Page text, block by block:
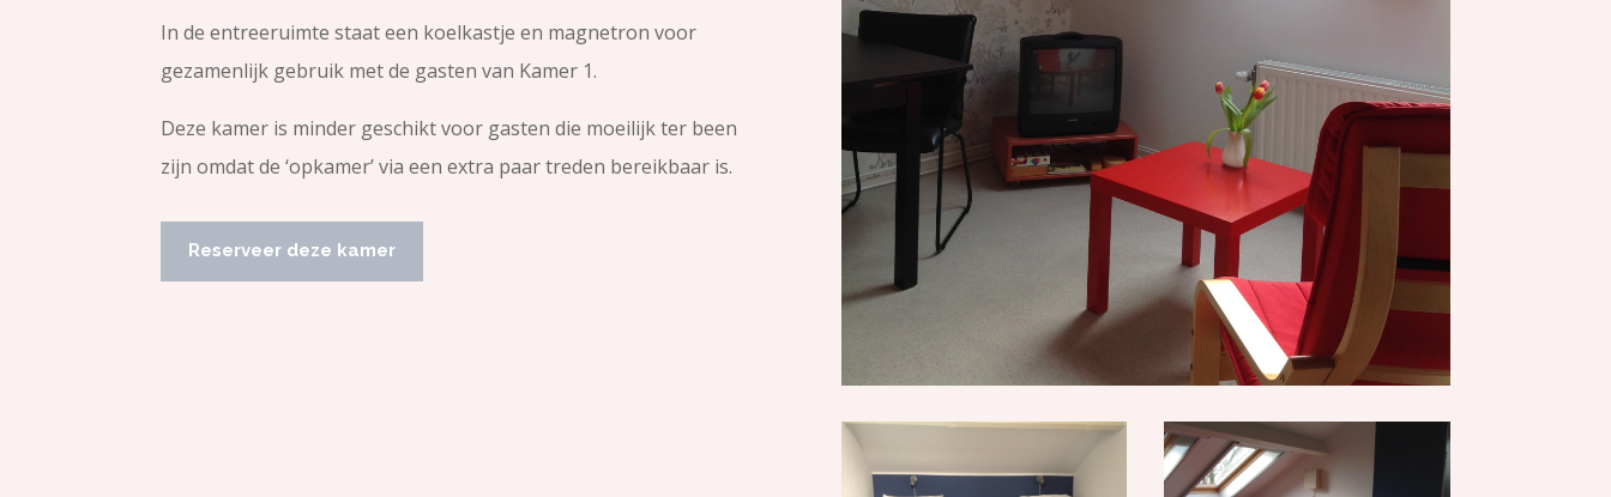
In de entreeruimte staat een koelkastje en magnetron voor
gezamenlijk gebruik met de gasten van Kamer 1.
Deze kamer is minder geschikt voor gasten die moeilijk ter been
zijn omdat de ‘opkamer’ via een extra paar treden bereikbaar is.
Reserveer deze kamer